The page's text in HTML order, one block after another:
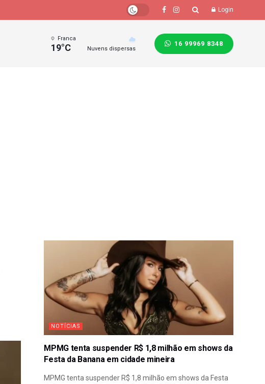
Login
Franca
19°C Nuvens dispersas
16 99969 8348
NOTÍCIAS
MPMG tenta suspender R$ 1,8 milhão em shows da
Festa da Banana em cidade mineira
MPMG tenta suspender R$ 1,8 milhão em shows da Festa